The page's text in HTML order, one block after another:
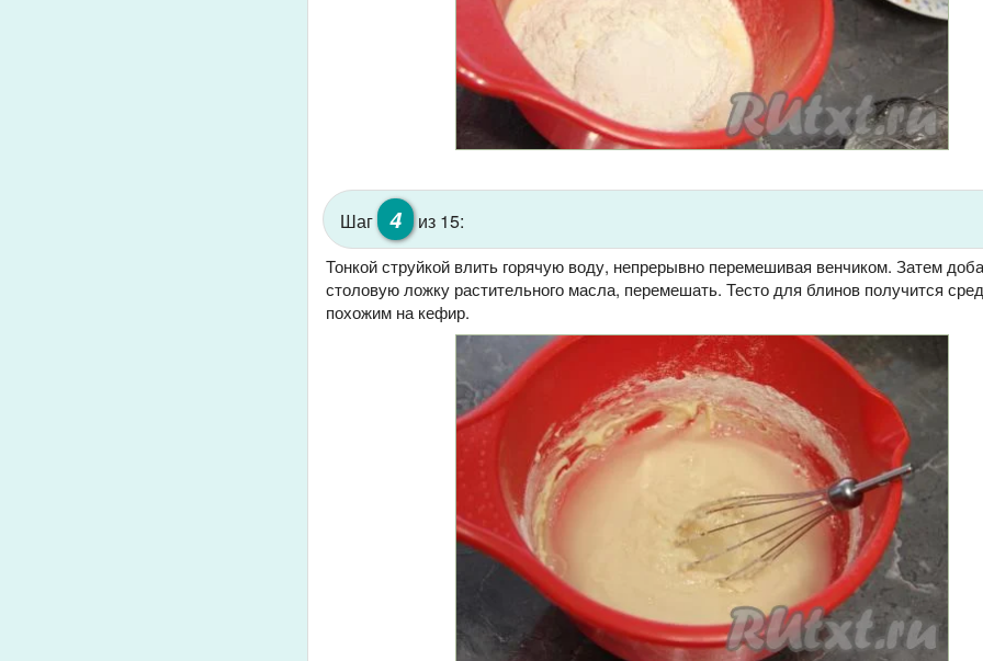
Шаг 4 из 15:
Тонкой струйкой влить горячую воду, непрерывно перемешивая венчиком. Затем
столовую ложку растительного масла, перемешать. Тесто для блинов получится
похожим на кефир.